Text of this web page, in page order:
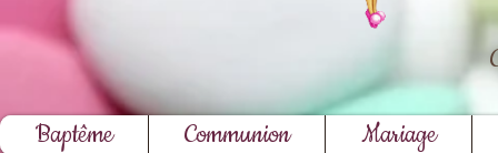
Baptême Communion Mariage